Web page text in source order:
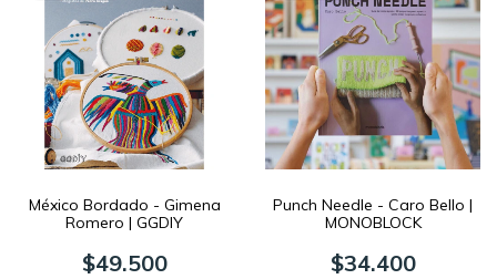
México Bordado - Gimena
Romero | GGDIY
$49.500
Punch Needle - Caro Bello |
MONOBLOCK
$34.400